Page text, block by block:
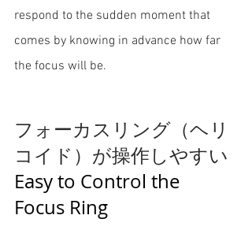
respond to the sudden moment that
comes by knowing in advance how far
the focus will be.
フォーカスリング（ヘリ
コイド）が操作しやすい
Easy to Control the
Focus Ring